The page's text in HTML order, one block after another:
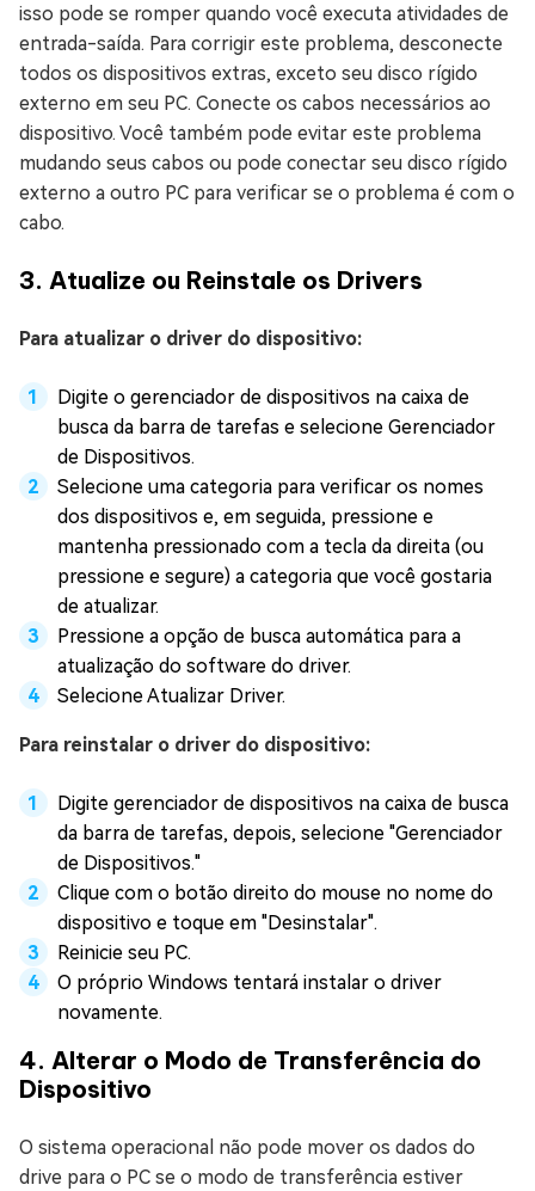
isso pode se romper quando você executa atividades de
entrada-saída. Para corrigir este problema, desconecte
todos os dispositivos extras, exceto seu disco rígido
externo em seu PC. Conecte os cabos necessários ao
dispositivo. Você também pode evitar este problema
mudando seus cabos ou pode conectar seu disco rígido
externo a outro PC para verificar se o problema é com o
cabo.
3. Atualize ou Reinstale os Drivers
Para atualizar o driver do dispositivo:
Digite o gerenciador de dispositivos na caixa de
busca da barra de tarefas e selecione Gerenciador
de Dispositivos.
Selecione uma categoria para verificar os nomes
dos dispositivos e, em seguida, pressione e
mantenha pressionado com a tecla da direita (ou
pressione e segure) a categoria que você gostaria
de atualizar.
Pressione a opção de busca automática para a
atualização do software do driver.
Selecione Atualizar Driver.
Para reinstalar o driver do dispositivo:
Digite gerenciador de dispositivos na caixa de busca
da barra de tarefas, depois, selecione "Gerenciador
de Dispositivos."
Clique com o botão direito do mouse no nome do
dispositivo e toque em "Desinstalar".
Reinicie seu PC.
O próprio Windows tentará instalar o driver
novamente.
4. Alterar o Modo de Transferência do
Dispositivo
O sistema operacional não pode mover os dados do
drive para o PC se o modo de transferência estiver